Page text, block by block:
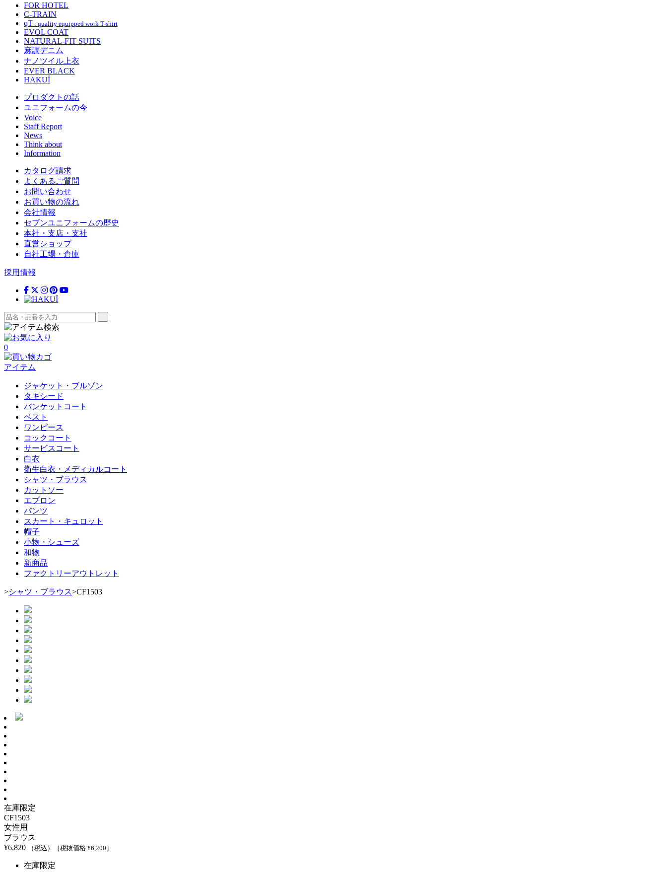
FOR HOTEL
C-TRAIN
qT : quality equipped work T-shirt
EVOL COAT
NATURAL-FIT SUITS
麻調デニム
ナノツイル上衣
EVER BLACK
HAKUÏ
プロダクトの話
ユニフォームの今
Voice
Staff Report
News
Think about
Information
カタログ請求
よくあるご質問
お問い合わせ
お買い物の流れ
会社情報
セブンユニフォームの歴史
本社・支店・支社
直営ショップ
自社工場・倉庫
採用情報
0
アイテム
ジャケット・ブルゾン
タキシード
バンケットコート
ベスト
ワンピース
コックコート
サービスコート
白衣
衛生白衣・メディカルコート
シャツ・ブラウス
カットソー
エプロン
パンツ
スカート・キュロット
帽子
小物・シューズ
和物
新商品
ファクトリーアウトレット
>シャツ・ブラウス>CF1503
在庫限定
CF1503
女性用
ブラウス
¥6,820 （税込） ［税抜価格 ¥6,200 ］
在庫限定